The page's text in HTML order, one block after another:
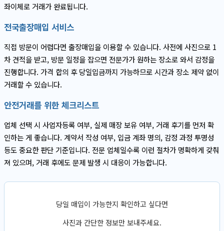
좌이체로 거래가 완료됩니다.
전국출장매입 서비스
직접 방문이 어렵다면 출장매입을 이용할 수 있습니다. 사전에 사진으로 1
차 견적을 받고, 방문 일정을 잡으면 전문가가 원하는 장소로 와서 감정을
진행합니다. 가격 합의 후 당일입금까지 가능하므로 시간과 장소 제약 없이
거래할 수 있습니다.
안전거래를 위한 체크리스트
업체 선택 시 사업자등록 여부, 실제 매장 보유 여부, 거래 후기를 먼저 확
인하는 게 좋습니다. 계약서 작성 여부, 입금 계좌 명의, 감정 과정 투명성
등도 중요한 판단 기준입니다. 전문 업체일수록 이런 절차가 명확하게 갖춰
져 있으며, 거래 후에도 문제 발생 시 대응이 가능합니다.
당일 매입이 가능한지 확인하고 싶다면
사진과 간단한 정보만 보내주세요.